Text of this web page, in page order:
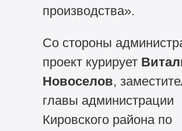
производства».
Со стороны
проект курирует
Новоселов,
главы администрации
Кировского района по